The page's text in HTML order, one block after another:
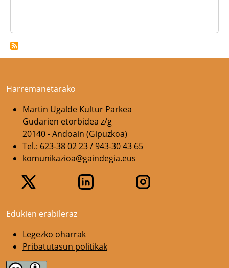
Harremanetarako
Martin Ugalde Kultur Parkea
Gudarien etorbidea z/g
20140 - Andoain (Gipuzkoa)
Tel.: 623-38 02 23 / 943-30 43 65
komunikazioa@gaindegia.eus
Edukien erabileraz
Legezko oharrak
Pribatutasun politikak